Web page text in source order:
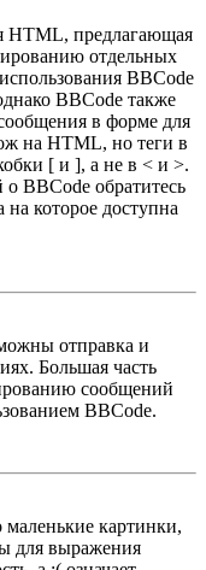
HTML, предлагающая
отдельных
BBCode
BBCode также
в форме для
на HTML, но теги в
[ и ], а не в < и >.
BBCode обратитесь
которое доступна
отправка и
Большая часть
сообщений
BBCode.
картинки,
для выражения